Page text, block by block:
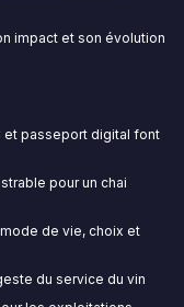
impact et son évolution
et passeport digital font
pour un chai
de vie, choix et
du service du vin